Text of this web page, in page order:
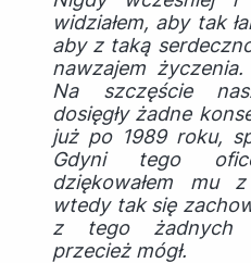
widziałem, aby tak
aby z taką
nawzajem życzenia.
Na szczęście
dosięgły żadne
już po 1989 roku,
Gdyni tego
dziękowałem mu
wtedy tak się
z tego żadnych
przecież mógł.